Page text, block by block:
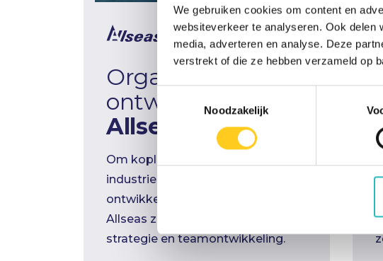
We gebruiken cookies om content en
websiteverkeer te analyseren. Ook
media, adverteren en analyse. Deze
verstrekt of die ze hebben verzameld op
Noodzakelijk
Organisatie
ontwikkeling bij
Allseas
Om koploper te blijven in de
industrie is er constante
ontwikkeling nodig. Daarom blijft
Allseas zich ontwikkelen met
strategie en teamontwikkeling.